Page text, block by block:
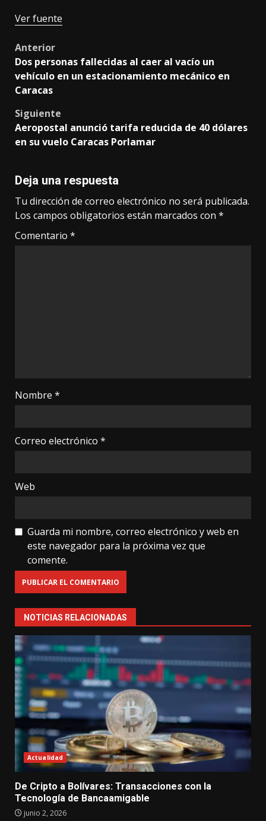
Navegación
de
entradas
Ver fuente
Post
navigation
Anterior
Dos personas fallecidas al caer al vacío un
vehículo en un estacionamiento mecánico en
Caracas
Siguiente
Aeropostal anunció tarifa reducida de 40 dólares
en su vuelo Caracas Porlamar
Deja una respuesta
Tu dirección de correo electrónico no será publicada.
Los campos obligatorios están marcados con *
Comentario *
Nombre *
Correo electrónico *
Web
Guarda mi nombre, correo electrónico y web en
este navegador para la próxima vez que
comente.
NOTICIAS RELACIONADAS
Actualidad
De Cripto a Bolívares: Transacciones con la
Tecnología de Bancaamigable
junio 2, 2026